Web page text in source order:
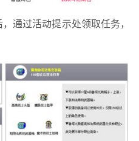
通过活动提示处领取任务，